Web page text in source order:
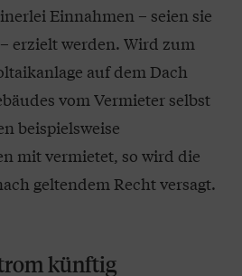
Einnahmen – seien sie
erzielt werden. Wird zum
auf dem Dach
vom Vermieter selbst
beispielsweise
mit vermietet, so wird die
geltendem Recht versagt.
künftig